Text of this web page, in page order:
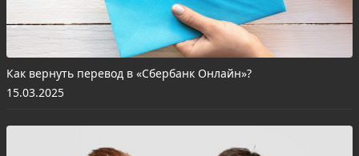
Как вернуть перевод в «Сбербанк Онлайн»?
15.03.2025